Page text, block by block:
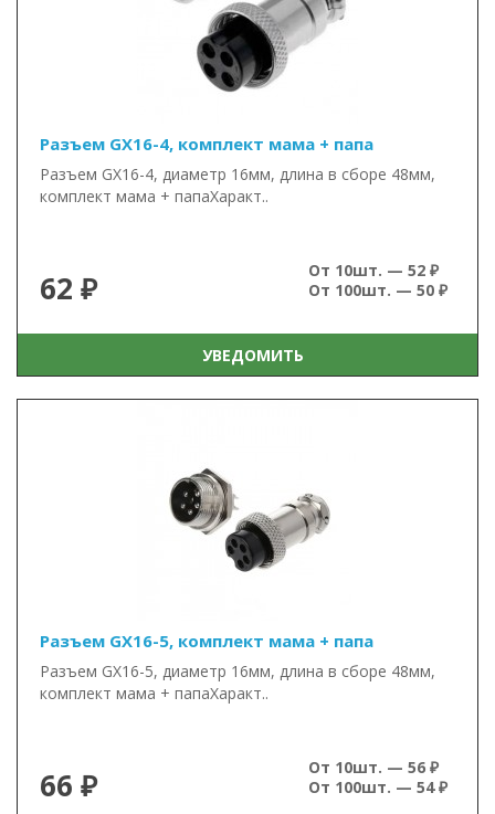
Разъем GX16-4, комплект мама + папа
Разъем GX16-4, диаметр 16мм, длина в сборе 48мм,
комплект мама + папаХаракт..
62 ₽
От 10шт. — 52 ₽
От 100шт. — 50 ₽
УВЕДОМИТЬ
Разъем GX16-5, комплект мама + папа
Разъем GX16-5, диаметр 16мм, длина в сборе 48мм,
комплект мама + папаХаракт..
66 ₽
От 10шт. — 56 ₽
От 100шт. — 54 ₽